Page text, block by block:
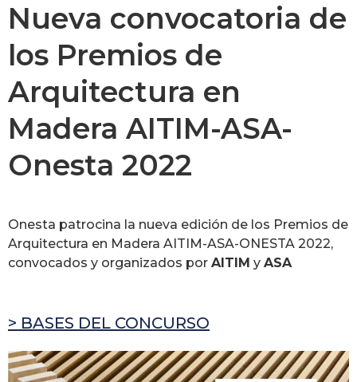
Nueva convocatoria de
los Premios de
Arquitectura en
Madera AITIM-ASA-
Onesta 2022
Onesta patrocina la nueva edición de los Premios de
Arquitectura en Madera AITIM-ASA-ONESTA 2022,
convocados y organizados por AITIM y ASA
> BASES DEL CONCURSO